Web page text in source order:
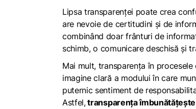
Lipsa transparenței poate crea
are nevoie de certitudini și de
combinând doar frânturi de
schimb, o comunicare deschisă și
Mai mult, transparența în
imagine clară a modului în care
puternic sentiment de
Astfel,transparența îmbunătățește